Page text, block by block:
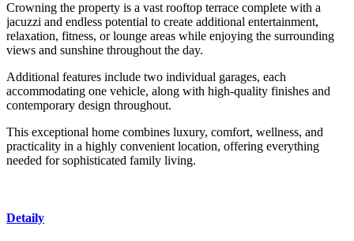
Crowning the property is a vast rooftop terrace complete with a
jacuzzi and endless potential to create additional entertainment,
relaxation, fitness, or lounge areas while enjoying the surrounding
views and sunshine throughout the day.
Additional features include two individual garages, each
accommodating one ‌vehicle, ‌along ‌with ‌high-quality ‌finishes and
‌contemporary ‌design throughout.
This ‌exceptional home ‌combines luxury, comfort, ‌wellness, ‌and
‌practicality in a ‌highly ‌convenient location, offering ‌everything
‌needed ‌for ‌sophisticated ‌family ‌living.
Detaily